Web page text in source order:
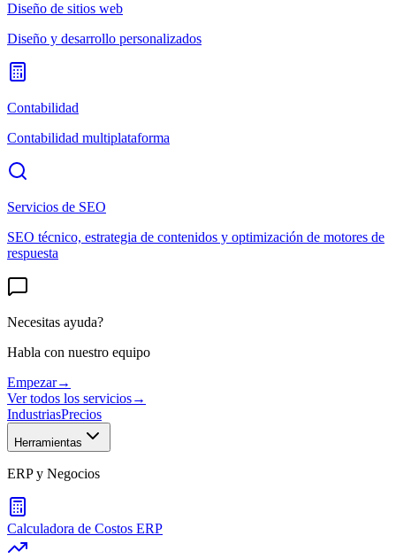
Diseño de sitios web
Diseño y desarrollo personalizados
Contabilidad
Contabilidad multiplataforma
Servicios de SEO
SEO técnico, estrategia de contenidos y optimización de motores de
respuesta
Necesitas ayuda?
Habla con nuestro equipo
Empezar→
Ver todos los servicios→
IndustriasPrecios
Herramientas
ERP y Negocios
Calculadora de Costos ERP